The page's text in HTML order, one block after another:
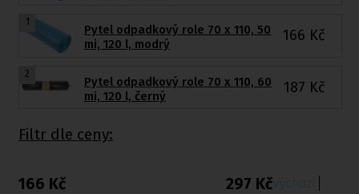
1
Pytel odpadkový role 70 x 110, 50
mi, 120 l, modrý
166 Kč
2
Pytel odpadkový role 70 x 110, 60
mi, 120 l, černý
187 Kč
Filtr dle ceny:
166 Kč 297 KčVýchozí